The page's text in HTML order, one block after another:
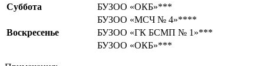
Суббота
БУЗОО «ОКБ»***
Воскресенье
БУЗОО «МСЧ № 4»****
БУЗОО «ГК БСМП № 1»***
БУЗОО «ОКБ»***